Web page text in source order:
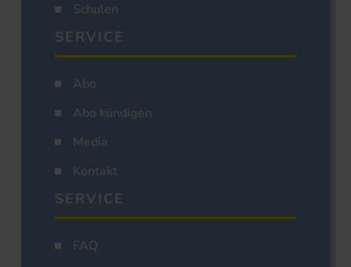
Schulen
SERVICE
Abo
Abo kündigen
Media
Kontakt
SERVICE
FAQ